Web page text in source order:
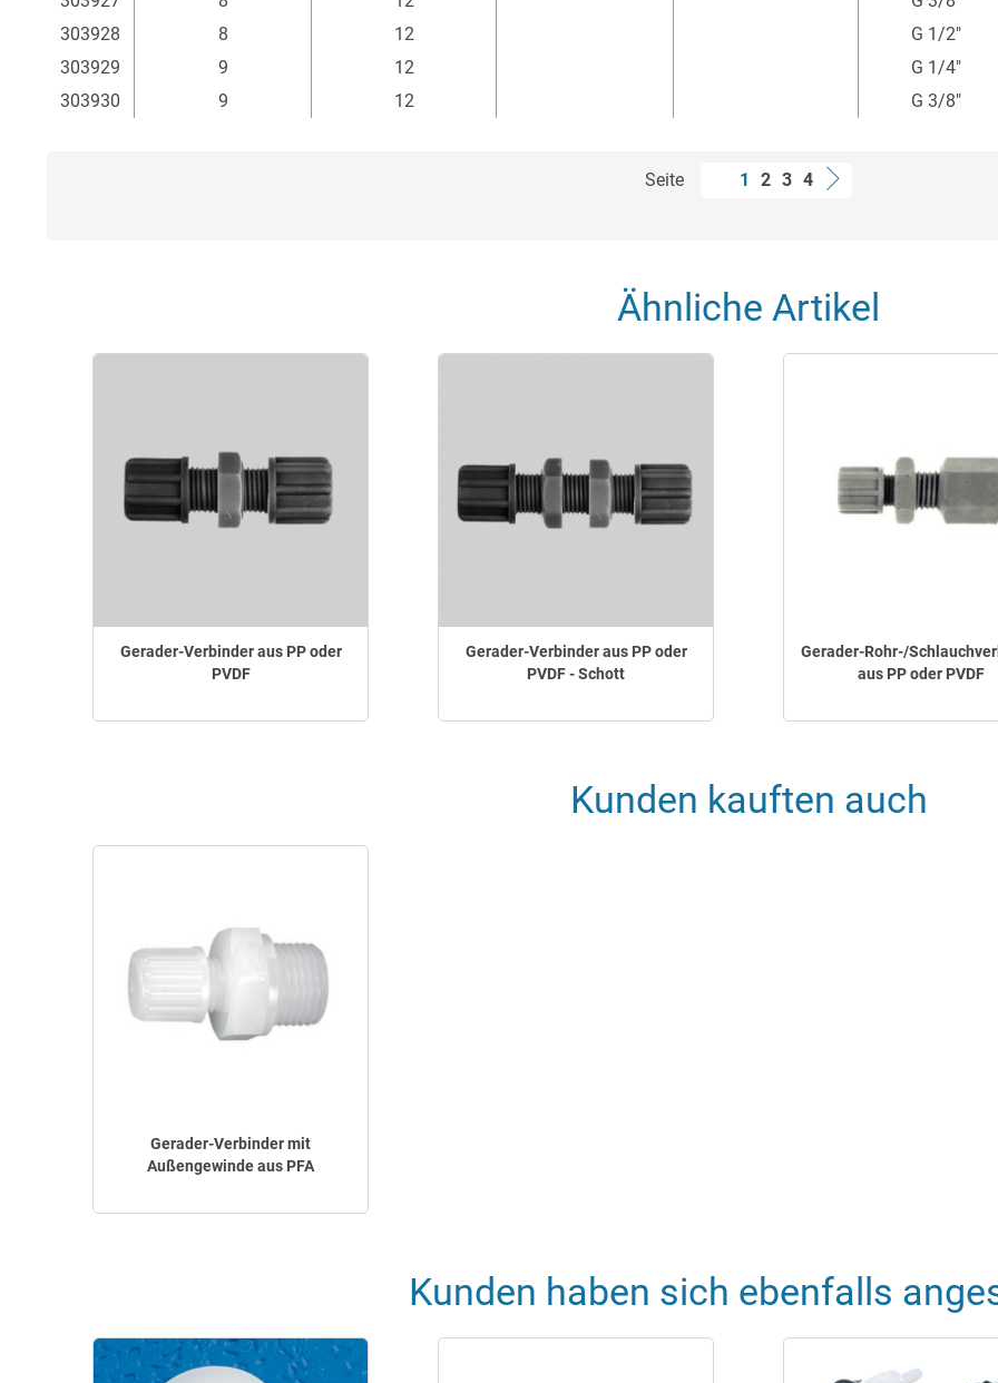
303928
8 12 G 1/2"
303929
9 12 G 1/4"
303930
9 12 G 3/8"
Seite 1 2 3 4
Ähnliche Artikel
Gerader-Verbinder aus PP oder
PVDF
Gerader-Verbinder aus PP oder
PVDF - Schott
Gerader-Rohr-/
aus PP oder PVDF
Kunden kauften auch
Gerader-Verbinder mit
Außengewinde aus PFA
Kunden haben sich ebenfalls